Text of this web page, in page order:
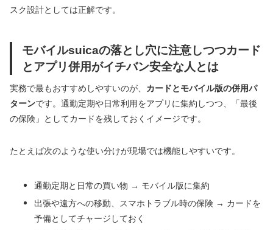
スク設計としては正解です。
モバイルsuicaの落とし穴に注意しつつカード
とアプリ併用がイチバン安全な人とは
実務で最もおすすめしやすいのが、 カードとモバイル版の併用パ
ターンです。通勤定期や日常利用をアプリに集約しつつ、「最後
の保険」としてカードを残しておくイメージです。
たとえば次のような使い分けが現場では機能しやすいです。
通勤定期と日常の買い物 → モバイル版に集約
出張や遠方への移動、スマホトラブル時の保険 → カードを
予備としてチャージしておく